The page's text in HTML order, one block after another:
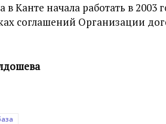
в Канте начала работать в 2003
соглашений Организации